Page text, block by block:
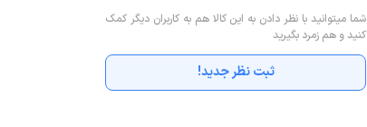
شما میتوانید با نظر دادن به این کالا هم به کاربران دیگر کمک
کنید و هم زمرد بگیرید
ثبت نظر جدید!